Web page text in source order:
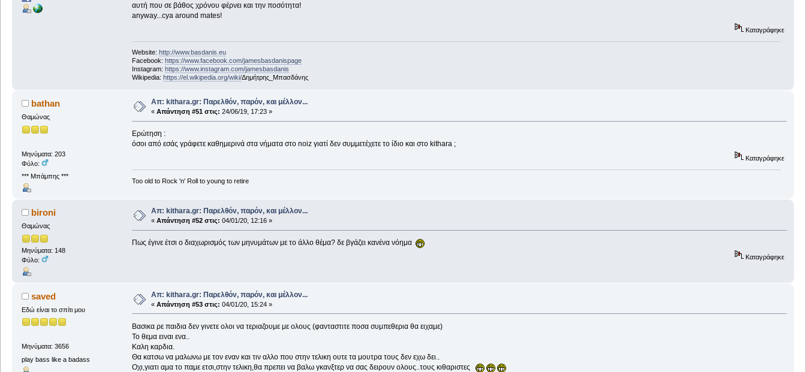
αυτή που σε βάθος χρόνου φέρνει και την ποσότητα!
anyway...cya around mates!
Καταγράφηκε
Website: http://www.basdanis.eu
Facebook: https://www.facebook.com/jamesbasdanispage
Instagram: https://www.instagram.com/jamesbasdanis
Wikipedia: https://el.wikipedia.org/wiki/Δημήτρης_Μπασδάνης
bathan
Θαμώνας
Μηνύματα: 203
Φύλο:
*** Μπάμπης ***
Απ: kithara.gr: Παρελθόν, παρόν, και μέλλον...
« Απάντηση #51 στις: 24/06/19, 17:23 »
Ερώτηση :
όσοι από εσάς γράφετε καθημερινά στα νήματα στο noiz γιατί δεν συμμετέχετε το ίδιο και στο kithara ;
Καταγράφηκε
Too old to Rock 'n' Roll to young to retire
bironi
Θαμώνας
Μηνύματα: 148
Φύλο:
Απ: kithara.gr: Παρελθόν, παρόν, και μέλλον...
« Απάντηση #52 στις: 04/01/20, 12:16 »
Πως έγινε έτσι ο διαχωρισμός των μηνυμάτων με το άλλο θέμα? δε βγάζει κανένα νόημα
Καταγράφηκε
saved
Εδώ είναι το σπίτι μου
Μηνύματα: 3656
play bass like a badass
Απ: kithara.gr: Παρελθόν, παρόν, και μέλλον...
« Απάντηση #53 στις: 04/01/20, 15:24 »
Βασικα ρε παιδια δεν γινετε ολοι να τεριαζουμε με ολους (φανταστιτε ποσα συμπεθερια θα ειχαμε)
Το θεμα ειναι ενα..
Καλη καρδια.
Θα κατσω να μαλωνω με τον εναν και τιν αλλο που στην τελικη ουτε τα μουτρα τους δεν εχω δει..
Οχι,γιατι αμα το παμε ετσι,στην τελικη,θα πρεπει να βαλω γκανξτερ να σας δειρουν ολους..τους κιθαριστες